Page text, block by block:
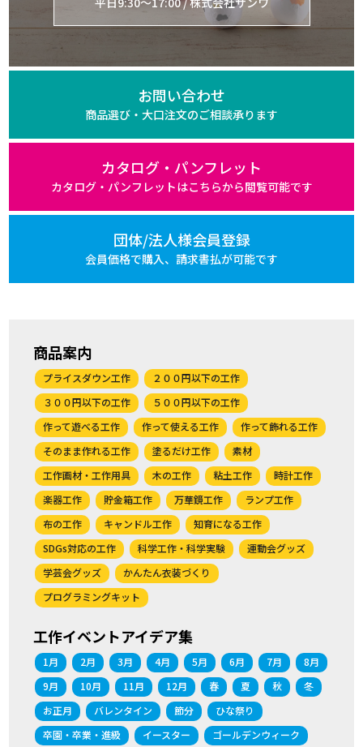
お問い合わせ
商品選び・大口注文のご相談承ります
カタログ・パンフレット
カタログ・パンフレットはこちらから閲覧可能です
団体/法人様会員登録
会員価格で購入、 請求書払が可能です
商品案内
プライスダウン工作
２００円以下の工作
３００円以下の工作
５００円以下の工作
作って遊べる工作
作って使える工作
作って飾れる工作
そのまま作れる工作
塗るだけ工作
素材
工作画材・工作用具
木の工作 粘土工作
時計工作
楽器工作
貯金箱工作 万華鏡工作
ランプ工作
布の工作
キャンドル工作
知育になる工作
SDGs対応の工作
科学工作・科学実験
運動会グッズ
学芸会グッズ
かんたん衣装づくり
プログラミングキット
工作イベントアイデア集
1月 2月 3月 4月 5月 6月 7月
8月
9月
10月 11月 12月 春 夏 秋
冬
お正月
バレンタイン 節分
ひな祭り
卒園・卒業・進級
イースター
ゴールデンウィーク